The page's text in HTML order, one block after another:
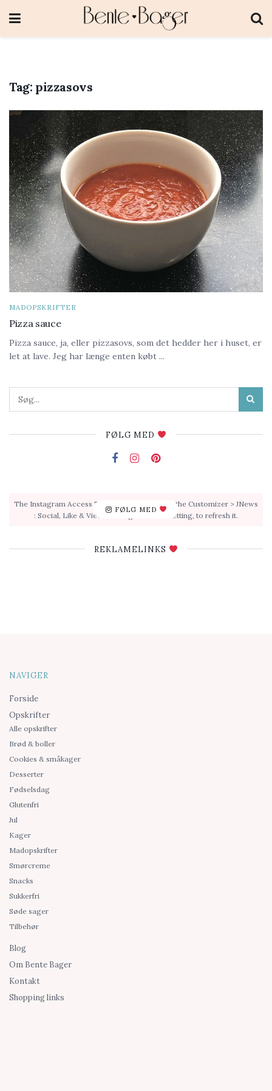
Tag: pizzasovs
MADOPSKRIFTER
Pizza sauce
Pizza sauce, ja, eller pizzasovs, som det hedder her i huset, er
let at lave. Jeg har længe enten købt ...
FØLG MED
FØLG MED
The Instagram Access Token is expired, Go to the Customizer > JNews
: Social, Like & View > Instagram Feed Setting, to refresh it.
REKLAMELINKS
NAVIGER
Forside
Opskrifter
Alle opskrifter
Brød & boller
Cookies & småkager
Desserter
Fødselsdag
Glutenfri
Jul
Kager
Madopskrifter
Smørcreme
Snacks
Sukkerfri
Søde sager
Tilbehør
Blog
Om Bente Bager
Kontakt
Shopping links